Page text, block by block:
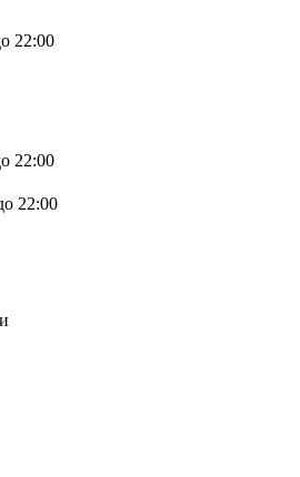
22:00
22:00
22:00